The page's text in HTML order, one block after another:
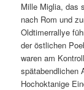
Mille Miglia, das
nach Rom und
Oldtimerrallye
der östlichen
waren am
spätabendlichen
Hochoktanige